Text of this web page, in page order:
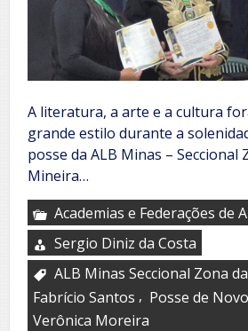
A literatura, a arte e a cultura
grande estilo durante a
posse da ALB Minas – Seccional
Mineira…
Academias e Federações de
Sergio Diniz da Costa
ALB Minas Seccional Zona
Fabrício Santos , Posse de
Verônica Moreira